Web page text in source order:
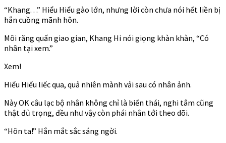
“Khang. . .” Hiểu Hiểu gào lớn, nhưng lời còn chưa nói hết liền bị
hắn cuồng mãnh hôn.
Môi răng quấn giao gian, Khang Hi nói giọng khàn khàn, “Có
nhân tại xem.”
Xem!
Hiểu Hiểu liếc qua, quả nhiên mành vải sau có nhân ảnh.
Này OK câu lạc bộ nhân không chỉ là biến thái, nghi tâm cũng
thật đủ trọng, đều như vậy còn phái nhân tới theo dõi.
“Hôn ta!” Hắn mắt sắc sáng ngời.